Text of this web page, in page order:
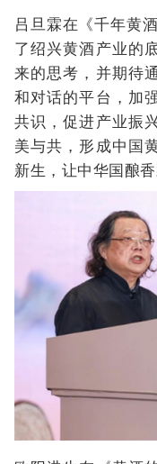
吕旦霖在《千年黄
了绍兴黄酒产业的
来的思考，并期待
和对话的平台，加
共识，促进产业振
美与共，形成中国
新生，让中华国酿香